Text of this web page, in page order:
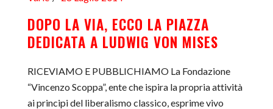
DOPO LA VIA, ECCO LA PIAZZA
DEDICATA A LUDWIG VON MISES
RICEVIAMO E PUBBLICHIAMO La Fondazione
“Vincenzo Scoppa”, ente che ispira la propria attività
ai principi del liberalismo classico, esprime vivo